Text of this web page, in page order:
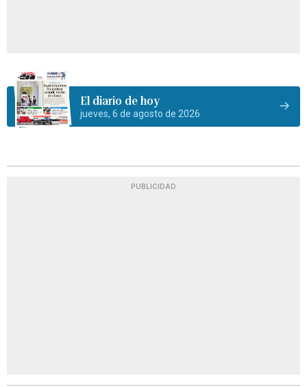
El diario de hoy
jueves, 6 de agosto de 2026
PUBLICIDAD